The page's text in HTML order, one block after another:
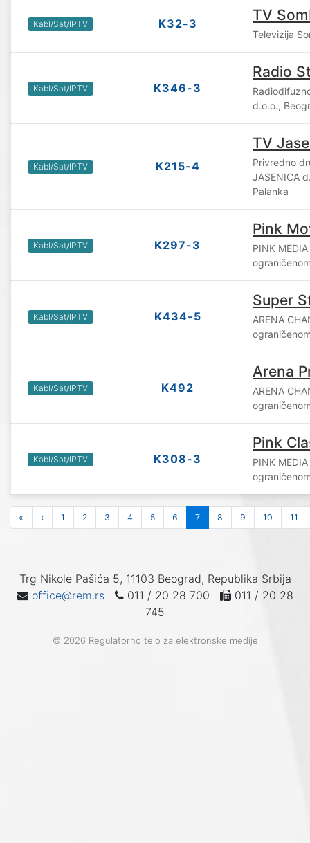
Kabl/Sat/IPTV K32-3 TV
Televizija
Kabl/Sat/IPTV K346-3
Radio
d.o.o.,
Kabl/Sat/IPTV K215-4
TV
Privredno
JASENICA
Palanka
Kabl/Sat/IPTV K297-3
Pink
PINK
Kabl/Sat/IPTV K434-5
Super
ARENA
Kabl/Sat/IPTV K492
Arena
ARENA
Kabl/Sat/IPTV K308-3
Pink
PINK
« ‹ 1 2 3 4 5 6 7 8 9 10 11
Trg Nikole Pašića 5, 11103 Beograd, Republika Srbija
office@rem.rs
011 / 20 28 700
011 / 20 28
745
© 2026 Regulatorno telo za elektronske medije